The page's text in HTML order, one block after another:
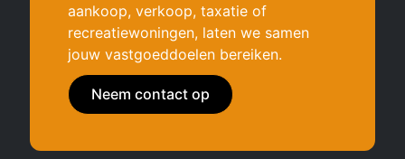
aankoop, verkoop, taxatie of
recreatiewoningen, laten we samen
jouw vastgoeddoelen bereiken.
Neem contact op